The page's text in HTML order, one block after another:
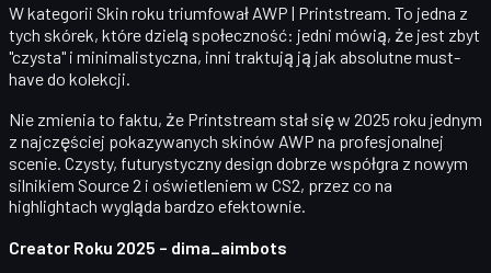
W kategorii Skin roku triumfował AWP | Printstream. To jedna z
tych skórek, które dzielą społeczność: jedni mówią, że jest zbyt
"czysta" i minimalistyczna, inni traktują ją jak absolutne must-
have do kolekcji.
Nie zmienia to faktu, że Printstream stał się w 2025 roku jednym
z najczęściej pokazywanych skinów AWP na profesjonalnej
scenie. Czysty, futurystyczny design dobrze współgra z nowym
silnikiem Source 2 i oświetleniem w CS2, przez co na
highlightach wygląda bardzo efektownie.
Creator Roku 2025 – dima_aimbots